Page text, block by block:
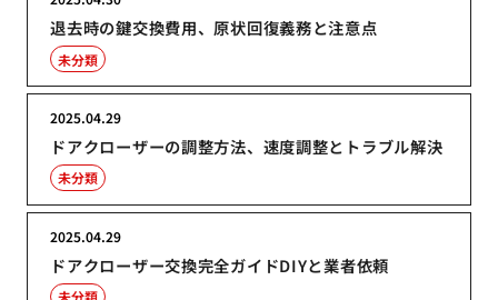
退去時の鍵交換費用、原状回復義務と注意点
未分類
ドアクローザーの調整方法、速度調整とトラブル解決
2025.04.29
未分類
ドアクローザー交換完全ガイドDIYと業者依頼
2025.04.29